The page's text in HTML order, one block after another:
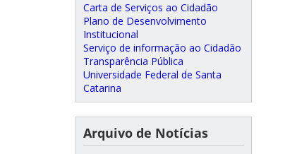
Carta de Serviços ao Cidadão
Plano de Desenvolvimento
Institucional
Serviço de informação ao Cidadão
Transparência Pública
Universidade Federal de Santa
Catarina
Arquivo de Notícias